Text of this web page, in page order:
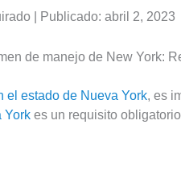
| Publicado: abril 2, 2023
de manejo de New York:
el estado de Nueva York, es
York es un requisito